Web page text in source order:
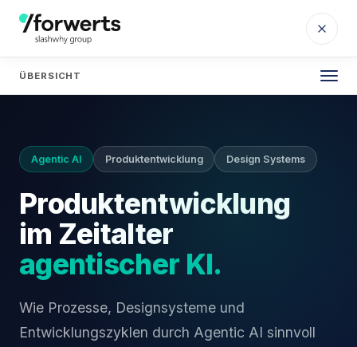
ÜBERSICHT
Agentic AI Produktentwicklung Design Systems
Produktentwicklung
im Zeitalter
agentischer KI.
Wie Prozesse, Designsysteme und
Entwicklungszyklen durch Agentic AI sinnvoll